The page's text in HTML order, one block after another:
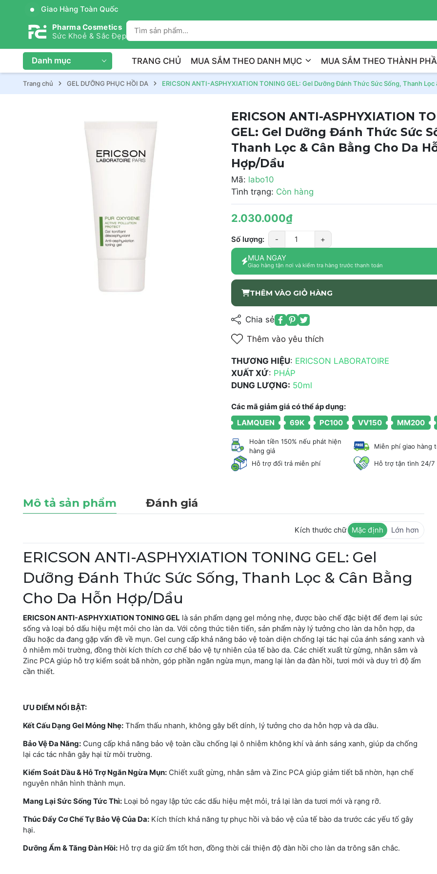
Giao Hàng Toàn Quốc
Pharma Cosmetics
Sức Khoẻ & Sắc Đẹp
Danh mục TRANG CHỦ MUA SẮM THEO DANH MỤC MUA SẮM THEO THÀNH
Trang chủ GEL DƯỠNG PHỤC HỒI DA ERICSON ANTI-ASPHYXIATION TONING GEL: Gel Dưỡng Đánh Thức Sức Sống, Thanh
ERICSON ANTI-ASPHYXIATION
GEL: Gel Dưỡng Đánh Thức Sức
Thanh Lọc & Cân Bằng Cho Da
Hợp/Dầu
Mã: labo10
Tình trạng: Còn hàng
2.030.000₫
Số lượng: - +
MUA NGAY
Giao hàng tận nơi và kiểm tra hàng trước thanh toán
THÊM VÀO GIỎ HÀNG
Chia sẻ
Thêm vào yêu thích
THƯƠNG HIỆU: ERICSON LABORATOIRE
XUẤT XỨ: PHÁP
DUNG LƯỢNG: 50ml
Các mã giảm giá có thể áp dụng:
LAMQUEN
69K PC100 VV150 MM200
Hoàn tiền 150% nếu phát hiện
hàng giả
Miễn phí giao hàng
Hỗ trợ đổi trả miễn phí Hỗ trợ tận tình 24/7
Mô tả sản phẩm Đánh giá
Kích thước chữ Mặc định Lớn hơn
ERICSON ANTI-ASPHYXIATION TONING GEL: Gel
Dưỡng Đánh Thức Sức Sống, Thanh Lọc & Cân Bằng
Cho Da Hỗn Hợp/Dầu
ERICSON ANTI-ASPHYXIATION TONING GEL là sản phẩm dạng gel mỏng nhẹ, được bào chế đặc biệt để đem lại sức
sống và loại bỏ dấu hiệu mệt mỏi cho làn da. Với công thức tiên tiến, sản phẩm này lý tưởng cho làn da hỗn hợp, da
dầu hoặc da đang gặp vấn đề về mụn. Gel cung cấp khả năng bảo vệ toàn diện chống lại tác hại của ánh sáng xanh và
ô nhiễm môi trường, đồng thời kích thích cơ chế bảo vệ tự nhiên của tế bào da. Các chiết xuất từ gừng, nhân sâm và
Zinc PCA giúp hỗ trợ kiểm soát bã nhờn, góp phần ngăn ngừa mụn, mang lại làn da đàn hồi, tươi mới và duy trì độ ẩm
cần thiết.
ƯU ĐIỂM NỔI BẬT:
Kết Cấu Dạng Gel Mỏng Nhẹ: Thẩm thấu nhanh, không gây bết dính, lý tưởng cho da hỗn hợp và da dầu.
Bảo Vệ Đa Năng: Cung cấp khả năng bảo vệ toàn cầu chống lại ô nhiễm không khí và ánh sáng xanh, giúp da chống
lại các tác nhân gây hại từ môi trường.
Kiểm Soát Dầu & Hỗ Trợ Ngăn Ngừa Mụn: Chiết xuất gừng, nhân sâm và Zinc PCA giúp giảm tiết bã nhờn, hạn chế
nguyên nhân hình thành mụn.
Mang Lại Sức Sống Tức Thì: Loại bỏ ngay lập tức các dấu hiệu mệt mỏi, trả lại làn da tươi mới và rạng rỡ.
Thúc Đẩy Cơ Chế Tự Bảo Vệ Của Da: Kích thích khả năng tự phục hồi và bảo vệ của tế bào da trước các yếu tố gây
hại.
Dưỡng Ẩm & Tăng Đàn Hồi: Hỗ trợ da giữ ẩm tốt hơn, đồng thời cải thiện độ đàn hồi cho làn da trông săn chắc.